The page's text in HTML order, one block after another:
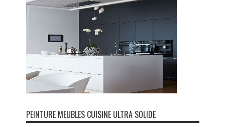
PEINTURE MEUBLES CUISINE ULTRA SOLIDE